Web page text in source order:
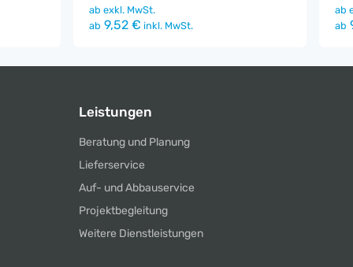
ab exkl. MwSt.
ab 9,52 € inkl. MwSt.
ab
ab
Leistungen
Beratung und Planung
Lieferservice
Auf- und Abbauservice
Projektbegleitung
Weitere Dienstleistungen